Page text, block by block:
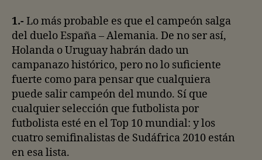
1.- Lo más probable es que el campeón salga
del duelo España – Alemania. De no ser así,
Holanda o Uruguay habrán dado un
campanazo histórico, pero no lo suficiente
fuerte como para pensar que cualquiera
puede salir campeón del mundo. Sí que
cualquier selección que futbolista por
futbolista esté en el Top 10 mundial: y los
cuatro semifinalistas de Sudáfrica 2010 están
en esa lista.